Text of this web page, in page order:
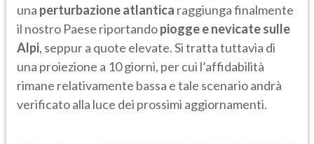
una perturbazione atlantica raggiunga finalmente
il nostro Paese riportandopiogge e nevicate sulle
Alpi, seppur a quote elevate. Si tratta tuttavia di
una proiezione a 10 giorni, per cui l’affidabilità
rimane relativamente bassa e tale scenario andrà
verificato alla luce dei prossimi aggiornamenti.